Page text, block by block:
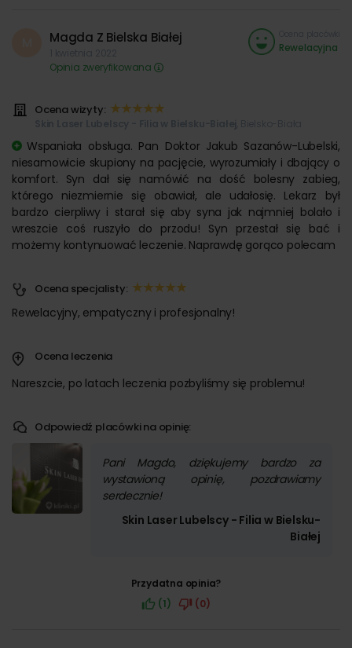
Magda Z Bielska Białej
Opinia zweryfikowana
Rewelacyjna
Ocena wizyty:
Wspaniała obsługa. Pan Doktor Jakub Sazanów-Lubelski,
niesamowicie skupiony na pacjęcie, wyrozumiały i dbający o
komfort. Syn dał się namówić na dość bolesny zabieg,
którego niezmiernie się obawiał, ale udałosię. Lekarz był
bardzo cierpliwy i starał się aby syna jak najmniej bolało i
wreszcie coś ruszyło do przodu! Syn przestał się bać i
możemy kontynuować leczenie. Naprawdę gorąco polecam
Ocena specjalisty:
Rewelacyjny, empatyczny i profesjonalny!
Ocena leczenia
Nareszcie, po latach leczenia pozbyliśmy się problemu!
Odpowiedź placówki na opinię:
Pani Magdo, dziękujemy bardzo za
wystawioną opinię, pozdrawiamy
serdecznie!
Skin Laser Lubelscy - Filia w Bielsku-
Białej
Przydatna opinia?
(1)
(0)